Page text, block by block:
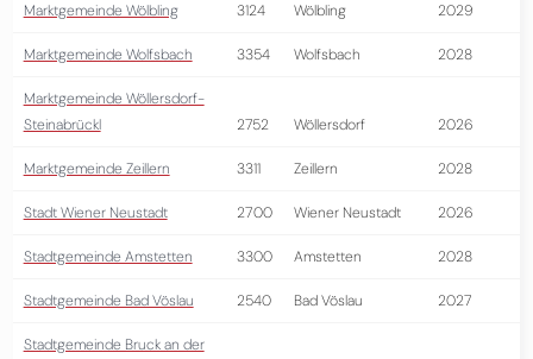
Marktgemeinde Wölbling 3124 Wölbling 2029
Marktgemeinde Wolfsbach 3354 Wolfsbach 2028
Marktgemeinde Wöllersdorf-
Steinabrückl
2752 Wöllersdorf 2026
Marktgemeinde Zeillern 3311 Zeillern 2028
Stadt Wiener Neustadt 2700 Wiener Neustadt 2026
Stadtgemeinde Amstetten 3300 Amstetten 2028
Stadtgemeinde Bad Vöslau 2540 Bad Vöslau 2027
Stadtgemeinde Bruck an der